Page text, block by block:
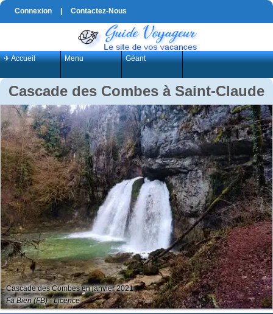
Connexion Contactez-Nous
✈ Accueil Menu Géant
Cascade des Combes à Saint-Claude
Cascade des Combes en janvier 2021
Fa Bien (FB) - Licence :